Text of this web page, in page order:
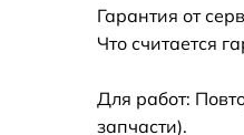
Ремонт
AG925EVR
Гарантия от
Что считается
Для работ:
запчасти).